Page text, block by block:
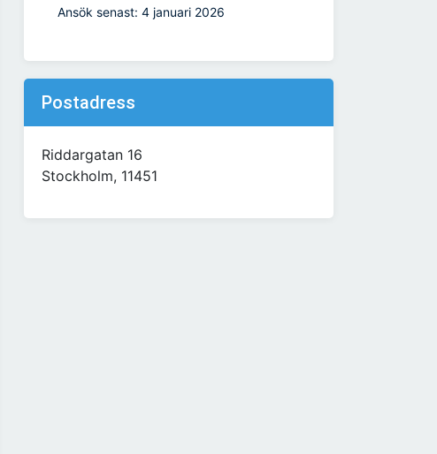
Ansök senast: 4 januari 2026
Postadress
Riddargatan 16
Stockholm, 11451